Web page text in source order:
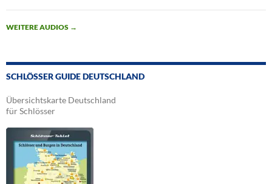
WEITERE AUDIOS →
SCHLÖSSER GUIDE DEUTSCHLAND
Übersichtskarte Deutschland
für Schlösser